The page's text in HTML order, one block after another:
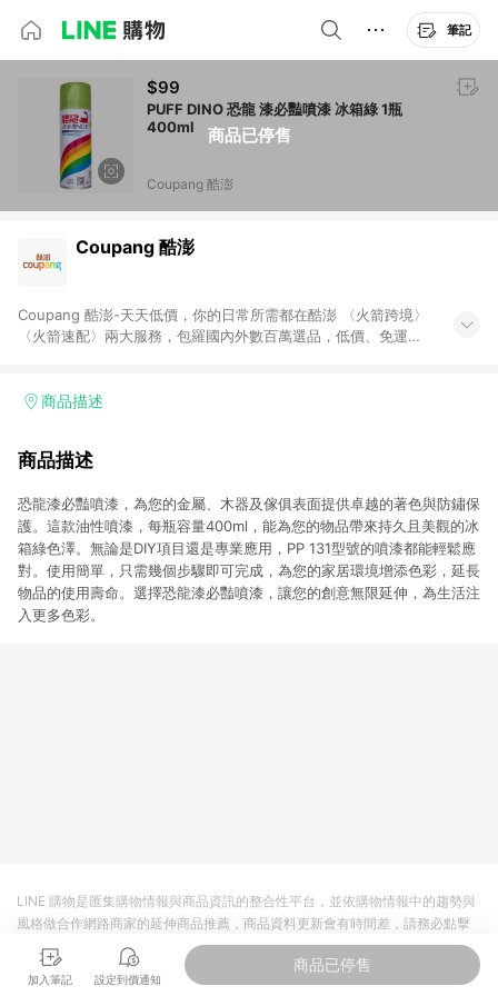
筆記
商品已停售
$99
PUFF DINO 恐龍 漆必豔噴漆 冰箱綠 1瓶
400ml
Coupang 酷澎
Coupang 酷澎
Coupang 酷澎-天天低價，你的日常所需都在酷澎 〈火箭跨境〉
〈火箭速配〉兩大服務，包羅國內外數百萬選品，低價、免運，
加入WOW會員告別湊免運，火箭速配、火箭跨境優質選品不限金
商品描述
商品描述
恐龍漆必豔噴漆，為您的金屬、木器及傢俱表面提供卓越的著色與防鏽保
護。這款油性噴漆，每瓶容量400ml，能為您的物品帶來持久且美觀的冰
箱綠色澤。無論是DIY項目還是專業應用，PP 131型號的噴漆都能輕鬆應
對。使用簡單，只需幾個步驟即可完成，為您的家居環境增添色彩，延長
物品的使用壽命。選擇恐龍漆必豔噴漆，讓您的創意無限延伸，為生活注
入更多色彩。
加入筆記 設定到價通知
商品已停售
LINE 購物是匯集購物情報與商品資訊的整合性平台，並依購物情報中的趨勢與
風格做合作網路商家的延伸商品推薦，商品資料更新會有時間差，請務必點擊
商品至各合作網路商家，確認現售價與購物條件，一切資訊以合作廠商網頁為
準。